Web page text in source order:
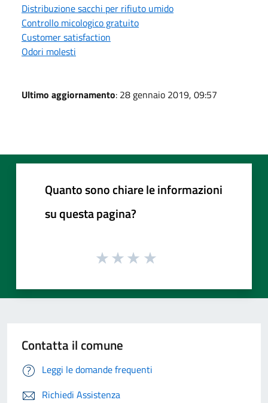
Distribuzione sacchi per rifiuto umido
Controllo micologico gratuito
Customer satisfaction
Odori molesti
Ultimo aggiornamento: 28 gennaio 2019, 09:57
Quanto sono chiare le informazioni
su questa pagina?
Contatta il comune
Leggi le domande frequenti
Richiedi Assistenza